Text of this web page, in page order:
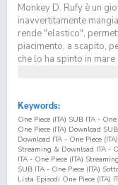
Monkey D. Rufy è un
inavvertitamente
rende "elastico",
piacimento, a scapito,
che lo ha spinto in
Keywords:
One Piece (ITA) SUB ITA -
One Piece (ITA) Download
Download ITA - One Piece
Streaming & Download ITA -
ITA - One Piece (ITA)
SUB ITA - One Piece (ITA)
Lista Episodi One Piece (ITA)